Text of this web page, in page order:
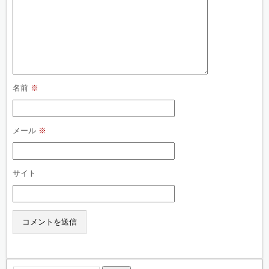
名前 ※
メール ※
サイト